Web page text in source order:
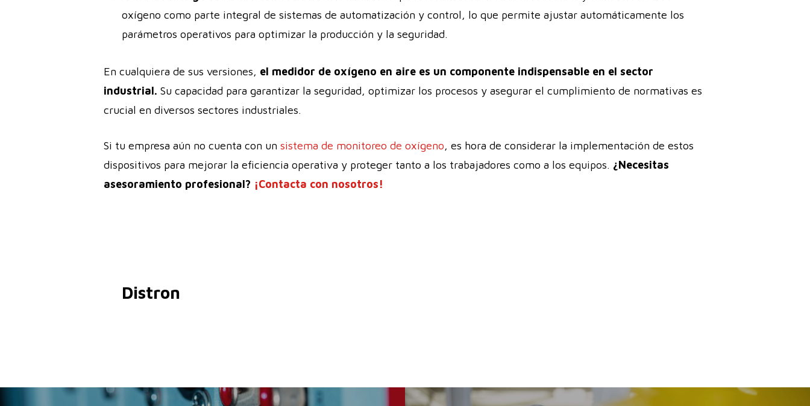
oxígeno como parte integral de sistemas de automatización y control, lo que permite ajustar automáticamente los
parámetros operativos para optimizar la producción y la seguridad.
En cualquiera de sus versiones, el medidor de oxígeno en aire es un componente indispensable en el sector
industrial. Su capacidad para garantizar la seguridad, optimizar los procesos y asegurar el cumplimiento de normativas es
crucial en diversos sectores industriales.
Si tu empresa aún no cuenta con un sistema de monitoreo de oxígeno, es hora de considerar la implementación de estos
dispositivos para mejorar la eficiencia operativa y proteger tanto a los trabajadores como a los equipos. ¿Necesitas
asesoramiento profesional? ¡Contacta con nosotros!
Distron